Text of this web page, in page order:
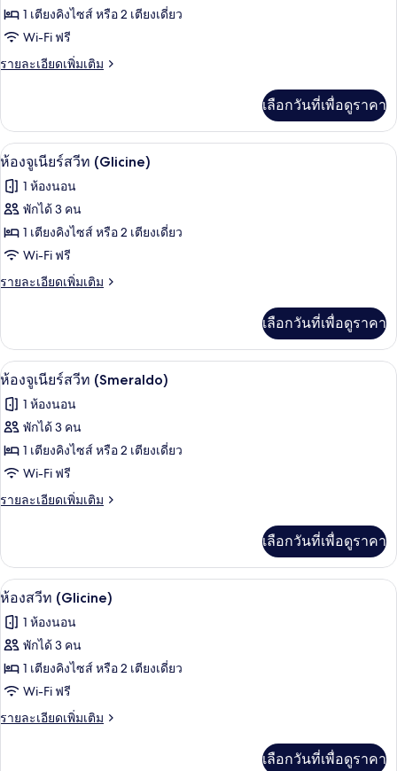
(Splendido)
ของ
ห้อง
จู
สวีท
(Baratta)
1 เตียงคิงไซส์ หรือ 2 เตียงเดี่ยว
Wi-Fi ฟรี
รายละเอียดเพิ่มเติม
ราย
เกี่ยว
กับ
ห้อง
เนียร์
สวี
(Baratta)
เลือกวันที่เพื่อดูราคา
เปิด
ภาพถ่าย
ทั้งหมด
ของ
ห้อง
จู
สวีท
(Glicine)
ห้องจูเนียร์สวีท (Glicine) | เครื่องนอ
4
ห้องจูเนียร์สวีท (Glicine)
1 ห้องนอน
พักได้ 3 คน
1 เตียงคิงไซส์ หรือ 2 เตียงเดี่ยว
Wi-Fi ฟรี
รายละเอียดเพิ่มเติม
ราย
เกี่ยว
กับ
ห้อง
เนียร์
สวี
(Glicine)
เลือกวันที่เพื่อดูราคา
เปิด
ภาพถ่าย
ทั้งหมด
ของ
ห้อง
จู
สวีท
(Smeraldo)
ห้องจูเนียร์สวีท (Smeraldo) | เครื่อง
6
ห้องจูเนียร์สวีท (Smeraldo)
1 ห้องนอน
พักได้ 3 คน
1 เตียงคิงไซส์ หรือ 2 เตียงเดี่ยว
Wi-Fi ฟรี
รายละเอียดเพิ่มเติม
ราย
เกี่ยว
กับ
ห้อง
เนียร์
สวี
(Smeraldo)
เลือกวันที่เพื่อดูราคา
เปิด
ภาพถ่าย
ทั้งหมด
ของ
ห้อง
สวีท
ห้องสวีท (Glicine) | เครื่องนอนป้องกั
6
ห้องสวีท (Glicine)
1 ห้องนอน
พักได้ 3 คน
1 เตียงคิงไซส์ หรือ 2 เตียงเดี่ยว
Wi-Fi ฟรี
รายละเอียดเพิ่มเติม
ราย
เลือกวันที่เพื่อดูราคา